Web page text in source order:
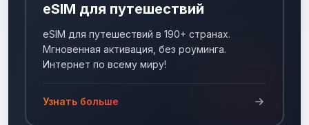
eSIM для путешествий
eSIM для путешествий в 190+ странах.
Мгновенная активация, без роуминга.
Интернет по всему миру!
Узнать больше